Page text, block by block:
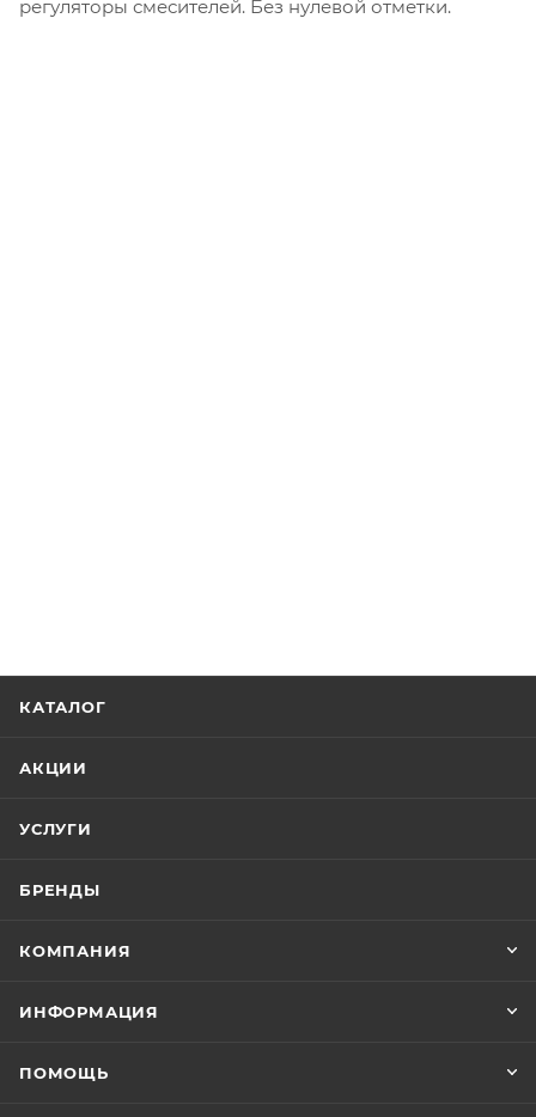
регуляторы смесителей. Без нулевой отметки.
КАТАЛОГ
АКЦИИ
УСЛУГИ
БРЕНДЫ
КОМПАНИЯ
ИНФОРМАЦИЯ
ПОМОЩЬ